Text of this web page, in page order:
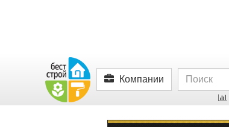
Компании